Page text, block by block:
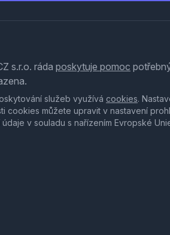
s.r.o. ráda poskytuje pomoc
služeb využívá cookies.
cookies můžete upravit v nastavení
v souladu s nařízením Evropské